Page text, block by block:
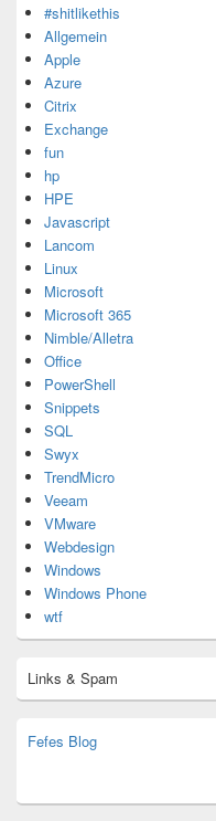
#shitlikethis
Allgemein
Apple
Azure
Citrix
Exchange
fun
hp
HPE
Javascript
Lancom
Linux
Microsoft
Microsoft 365
Nimble/Alletra
Office
PowerShell
Snippets
SQL
Swyx
TrendMicro
Veeam
VMware
Webdesign
Windows
Windows Phone
wtf
Links & Spam
Fefes Blog